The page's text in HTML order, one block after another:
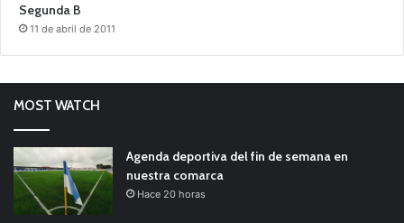
Segunda B
11 de abril de 2011
MOST WATCH
Agenda deportiva del fin de semana en
nuestra comarca
Hace 20 horas